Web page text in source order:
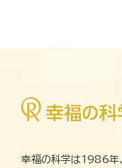
幸福の科学は1986年